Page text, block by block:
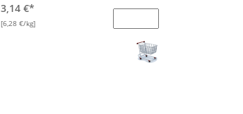
3,14 €*
[6,28 €/kg]